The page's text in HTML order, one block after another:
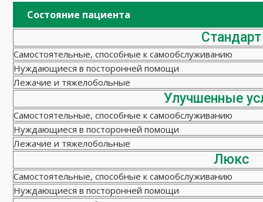
Состояние пациента
Стандарт
Самостоятельные, способные к самообслуживанию
Нуждающиеся в посторонней помощи
Лежачие и тяжелобольные
Улучшенные
Самостоятельные, способные к самообслуживанию
Нуждающиеся в посторонней помощи
Лежачие и тяжелобольные
Люкс
Самостоятельные, способные к самообслуживанию
Нуждающиеся в посторонней помощи